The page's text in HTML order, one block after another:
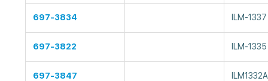
697-3834 ILM-
697-3822 ILM-
697-3847